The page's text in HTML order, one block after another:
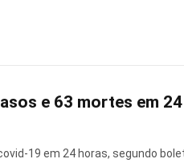
e 63 mortes em
19 em 24 horas, segundo